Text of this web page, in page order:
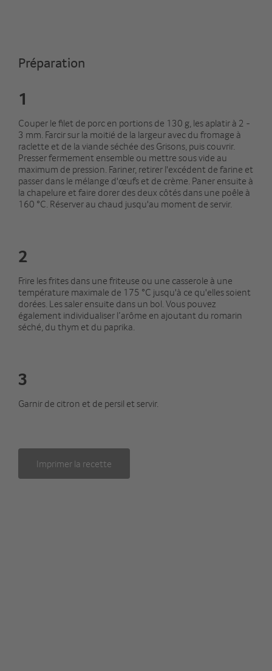
Préparation
1
Couper le filet de porc en portions de 130 g, les aplatir à 2 -
3 mm. Farcir sur la moitié de la largeur avec du fromage à
raclette et de la viande séchée des Grisons, puis couvrir.
Presser fermement ensemble ou mettre sous vide au
maximum de pression. Fariner, retirer l'excédent de farine et
passer dans le mélange d'œufs et de crème. Paner ensuite à
la chapelure et faire dorer des deux côtés dans une poêle à
160 °C. Réserver au chaud jusqu'au moment de servir.
2
Frire les frites dans une friteuse ou une casserole à une
température maximale de 175 °C jusqu'à ce qu'elles soient
dorées. Les saler ensuite dans un bol. Vous pouvez
également individualiser l’arôme en ajoutant du romarin
séché, du thym et du paprika.
3
Garnir de citron et de persil et servir.
Imprimer la recette